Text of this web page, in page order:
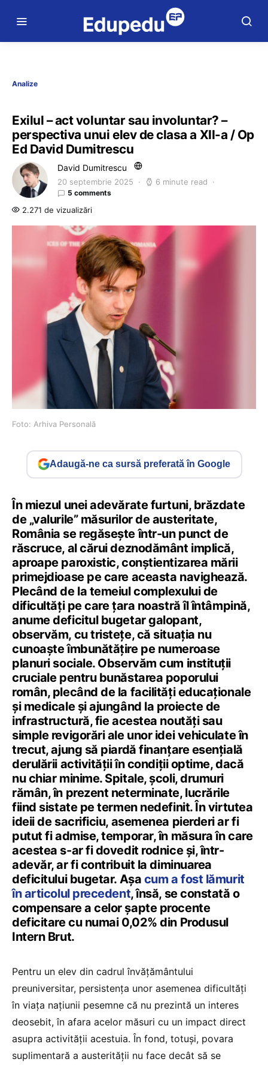
Analize
Exilul – act voluntar sau involuntar? –
perspectiva unui elev de clasa a XII-a / Op
Ed David Dumitrescu
David Dumitrescu
20 septembrie 2025 6 minute read
5 comments
2.271 de vizualizări
Foto: Arhiva Personală
Adaugă-ne ca sursă preferată în Google
În miezul unei adevărate furtuni, brăzdate
de „valurile” măsurilor de austeritate,
România se regăsește într-un punct de
răscruce, al cărui deznodământ implică,
aproape paroxistic, conștientizarea mării
primejdioase pe care aceasta navighează.
Plecând de la temeiul complexului de
dificultăți pe care țara noastră îl întâmpină,
anume deficitul bugetar galopant,
observăm, cu tristețe, că situația nu
cunoaște îmbunătățire pe numeroase
planuri sociale. Observăm cum instituții
cruciale pentru bunăstarea poporului
român, plecând de la facilități educaționale
și medicale și ajungând la proiecte de
infrastructură, fie acestea noutăți sau
simple revigorări ale unor idei vehiculate în
trecut, ajung să piardă finanțare esențială
derulării activității în condiții optime, dacă
nu chiar minime. Spitale, școli, drumuri
rămân, în prezent neterminate, lucrările
fiind sistate pe termen nedefinit. În virtutea
ideii de sacrificiu, asemenea pierderi ar fi
putut fi admise, temporar, în măsura în care
acestea s-ar fi dovedit rodnice și, într-
adevăr, ar fi contribuit la diminuarea
deficitului bugetar. Așa cum a fost lămurit
în articolul precedent, însă, se constată o
compensare a celor șapte procente
deficitare cu numai 0,02% din Produsul
Intern Brut.
Pentru un elev din cadrul învățământului
preuniversitar, persistența unor asemenea dificultăți
în viața națiunii pesemne că nu prezintă un interes
deosebit, în afara acelor măsuri cu un impact direct
asupra activității acestuia. În fond, totuși, povara
suplimentară a austerității nu face decât să se